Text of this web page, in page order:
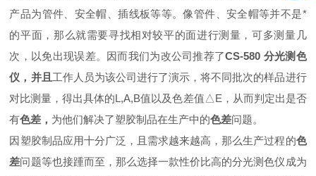
产品为管件、安全帽、插线板等等。像管件、安全帽等并不是*
的平面，那么就需要寻找相对较平的面进行测量，可多测量几
次，以免出现误差。因而我们为改公司推荐了CS-580 分光测色
仪，并且 工作人员为该公司进行了演示，将不同批次的样品进行
对比测量，得出具体的L,A,B值以及色差值△E，从而判定出是否
有色差， 为他们解决了塑胶制品在生产中的色差问题。
因塑胶制品应用十分广泛，且需求越来越高，那么生产过程的色
差问题等也接踵而至，那么选择一款性价比高的分光测色仪成为